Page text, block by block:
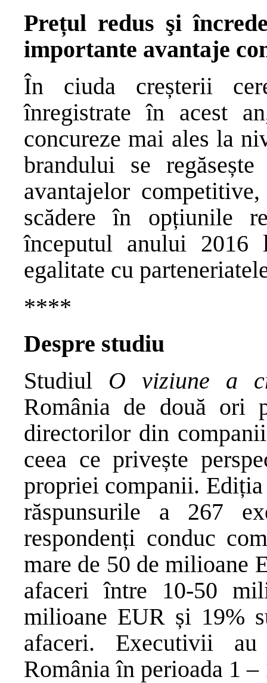
Prețul redus şi
importante avantaje
În ciuda creșterii
înregistrate în acest
concureze mai ales la
brandului se
avantajelor
scădere în opțiunile
începutul anului
egalitate cu
****
Despre studiu
Studiul O viziune a
România de două ori
directorilor din
ceea ce privește
propriei companii. Ediția
răspunsurile a 267
respondenți conduc
mare de 50 de milioane
afaceri între 10-50
milioane EUR și 19%
afaceri. Executivii
România în perioada 1